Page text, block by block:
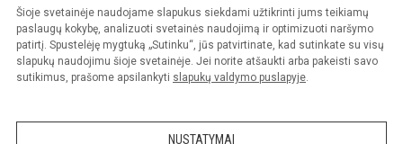
Šioje svetainėje naudojame slapukus siekdami užtikrinti jums teikiamų
paslaugų kokybę, analizuoti svetainės naudojimą ir optimizuoti naršymo
patirtį. Spustelėję mygtuką „Sutinku“, jūs patvirtinate, kad sutinkate su visų
slapukų naudojimu šioje svetainėje. Jei norite atšaukti arba pakeisti savo
sutikimus, prašome apsilankyti slapukų valdymo puslapyje.
NUSTATYMAI
El. p.rastine@radvilu.vilnius.lm.lt
Duomenys kaupiami ir saugomi
Juridinių asmenų registre
Įmonės kodas 190003285
© 2022. Vilniaus Radvilų gimnazija. Visos teisės saugomos.
Kopijuoti turinį be raštiško gimnazijos sutikimo griežtai draudžiama.